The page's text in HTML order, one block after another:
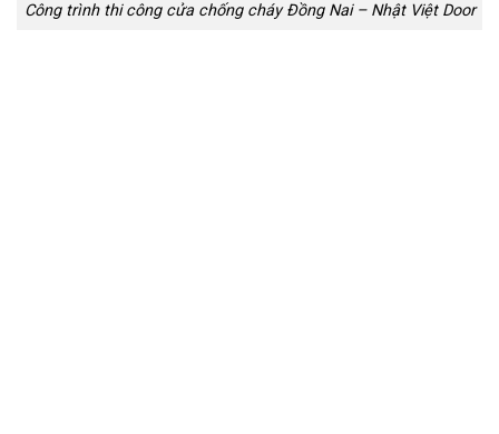
Công trình thi công cửa chống cháy Đồng Nai – Nhật Việt Door